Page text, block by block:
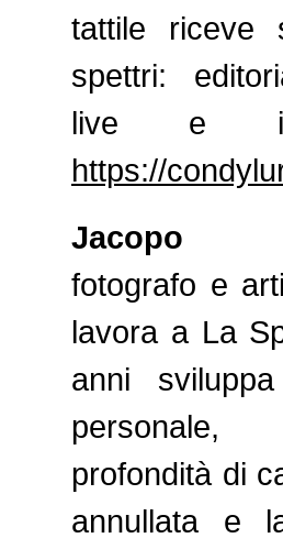
tattile riceve
spettri:
live e
https://
Jacopo
fotografo e
lavora a La
anni
profondità di
annullata e